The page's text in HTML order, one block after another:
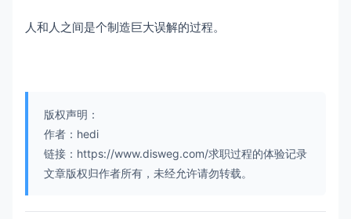
人和人之间是个制造巨大误解的过程。
版权声明：
作者：hedi
链接：https://www.disweg.com/求职过程的体验记录
文章版权归作者所有，未经允许请勿转载。